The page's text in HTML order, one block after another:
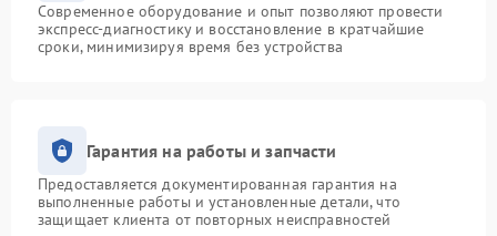
Современное оборудование и опыт позволяют провести
экспресс-диагностику и восстановление в кратчайшие
сроки, минимизируя время без устройства
Гарантия на работы и запчасти
Предоставляется документированная гарантия на
выполненные работы и установленные детали, что
защищает клиента от повторных неисправностей